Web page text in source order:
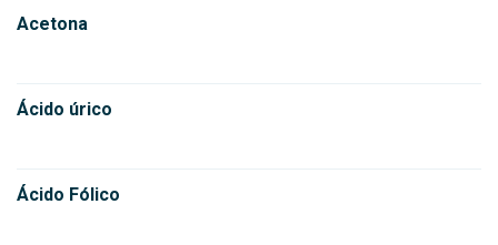
Acetona
Ácido úrico
Ácido Fólico